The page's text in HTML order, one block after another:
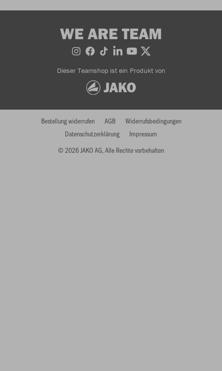
WE ARE TEAM
Dieser Teamshop ist ein Produkt von
© 2026 JAKO AG, Alle Rechte vorbehalten
Bestellung widerrufen AGB
Widerrufsbedingungen
Datenschutzerklärung
Impressum